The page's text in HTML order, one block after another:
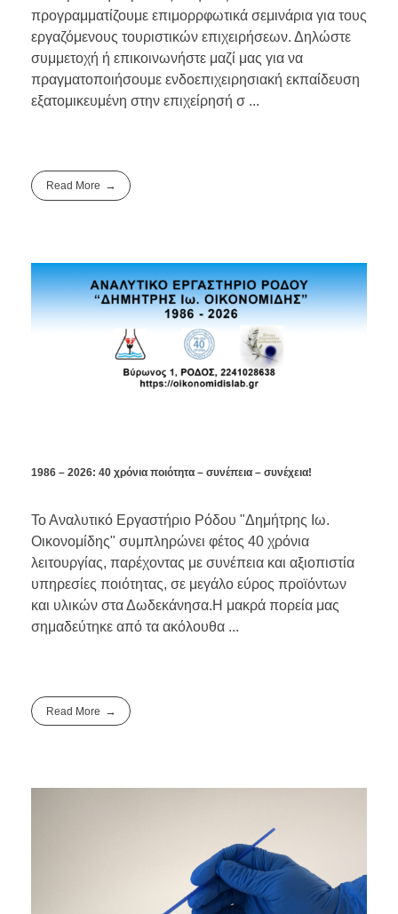
προγραμματίζουμε επιμορρφωτικά σεμινάρια για τους
εργαζόμενους τουριστικών επιχειρήσεων. Δηλώστε
συμμετοχή ή επικοινωνήστε μαζί μας για να
πραγματοποιήσουμε ενδοεπιχειρησιακή εκπαίδευση
εξατομικευμένη στην επιχείρησή σ ...
Read More
1986 – 2026: 40 χρόνια ποιότητα – συνέπεια – συνέχεια!
Το Αναλυτικό Εργαστήριο Ρόδου "Δημήτρης Ιω.
Οικονομίδης" συμπληρώνει φέτος 40 χρόνια
λειτουργίας, παρέχοντας με συνέπεια και αξιοπιστία
υπηρεσίες ποιότητας, σε μεγάλο εύρος προϊόντων
και υλικών στα Δωδεκάνησα.Η μακρά πορεία μας
σημαδεύτηκε από τα ακόλουθα ...
Read More